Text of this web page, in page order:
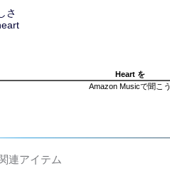
さ
Heart を
Amazon Musicで聞こう
連アイテム